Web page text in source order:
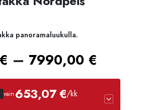
panoramaluukulla.
€ – 7990,00 €
vain 653,07 €/kk